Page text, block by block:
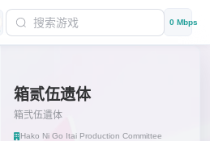
0 Mbps
箱贰伍遗体
箱弐伍遺体
Hako Ni Go Itai Production Committee